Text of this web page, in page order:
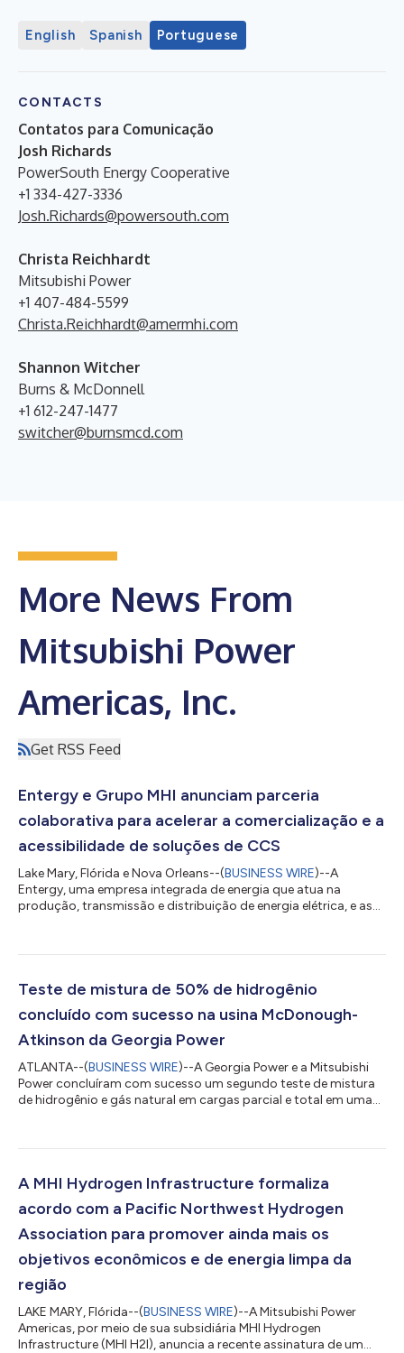
English Spanish Portuguese
CONTACTS
Contatos para Comunicação
Josh Richards
PowerSouth Energy Cooperative
+1 334-427-3336
Josh.Richards@powersouth.com
Christa Reichhardt
Mitsubishi Power
+1 407-484-5599
Christa.Reichhardt@amermhi.com
Shannon Witcher
Burns & McDonnell
+1 612-247-1477
switcher@burnsmcd.com
More News From
Mitsubishi Power
Americas, Inc.
Get RSS Feed
Entergy e Grupo MHI anunciam parceria
colaborativa para acelerar a comercialização e a
acessibilidade de soluções de CCS
Lake Mary, Flórida e Nova Orleans--(BUSINESS WIRE)--A
Entergy, uma empresa integrada de energia que atua na
produção, transmissão e distribuição de energia elétrica, e as
Power Americas, assinaram um memorando de entendimento
prazo para uma redução de 50% nos custos totais. Este MOU
Teste de mistura de 50% de hidrogênio
concluído com sucesso na usina McDonough-
Atkinson da Georgia Power
ATLANTA--(BUSINESS WIRE)--A Georgia Power e a Mitsubishi
Power concluíram com sucesso um segundo teste de mistura
de hidrogênio e gás natural em cargas parcial e total em uma
demonstração é o primeiro a validar a mistura de 50%* de
maior teste deste tipo no mundo até o momento, com a
mistura de 50% proporcionando uma redução de c...
A MHI Hydrogen Infrastructure formaliza
acordo com a Pacific Northwest Hydrogen
Association para promover ainda mais os
objetivos econômicos e de energia limpa da
região
LAKE MARY, Flórida--(BUSINESS WIRE)--A Mitsubishi Power
Americas, por meio de sua subsidiária MHI Hydrogen
Infrastructure (MHI H2I), anuncia a recente assinatura de um